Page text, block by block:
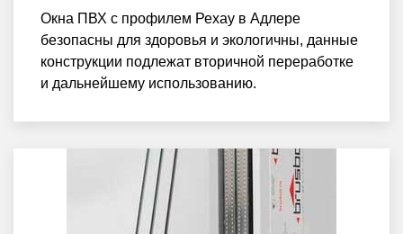
Окна ПВХ с профилем Рехау в Адлере
безопасны для здоровья и экологичны, данные
конструкции подлежат вторичной переработке
и дальнейшему использованию.